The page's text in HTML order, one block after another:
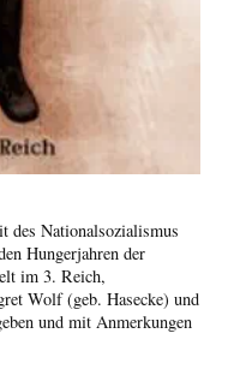
des Nationalsozialismus
Hungerjahren der
im 3. Reich,
Wolf (geb. Hasecke) und
und mit Anmerkungen